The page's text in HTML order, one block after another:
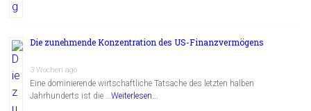
Die zunehmende Konzentration des US-Finanzvermögens
3 Wochen ago
Eine dominierende wirtschaftliche Tatsache des letzten halben
Jahrhunderts ist die …Weiterlesen...